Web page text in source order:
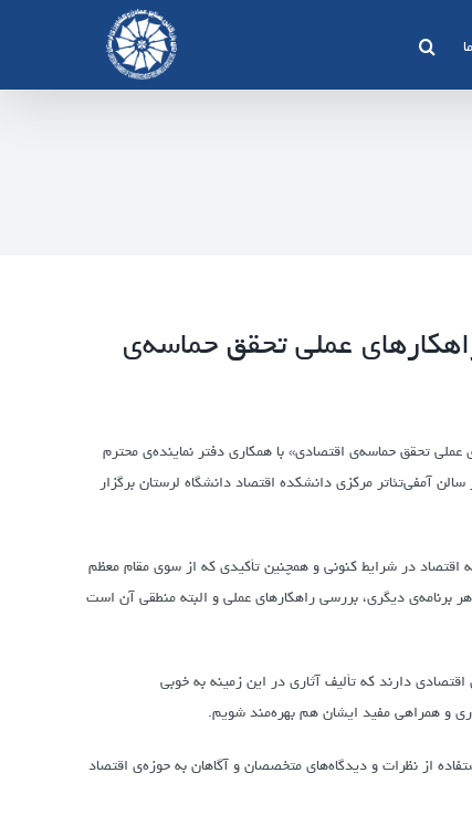
عملی تحقق حماسه‌ی
تحقق حماسه‌ی اقتصادی» با همکاری دفتر نماینده‌ی محترم
خبر داد و گفت: این همایش روز سه‌شنبه 24 اردیبهشت ساعت 9 صبح در سالن آمفی‌تئاتر مرکزی دانشکده اقتصاد دانشگاه لرستان برگزار
اقتصاد در شرایط کنونی و همچنین تأکیدی که از سوی مقام معظم
برنامه‌ی دیگری، بررسی راهکارهای عملی و البته منطقی آن است
دارند که تألیف آثاری در این زمینه به خوبی
و همراهی مفید ایشان هم بهره‌مند شویم.
از نظرات و دیدگاه‌های متخصصان و آگاهان به حوزه‌ی اقتصاد